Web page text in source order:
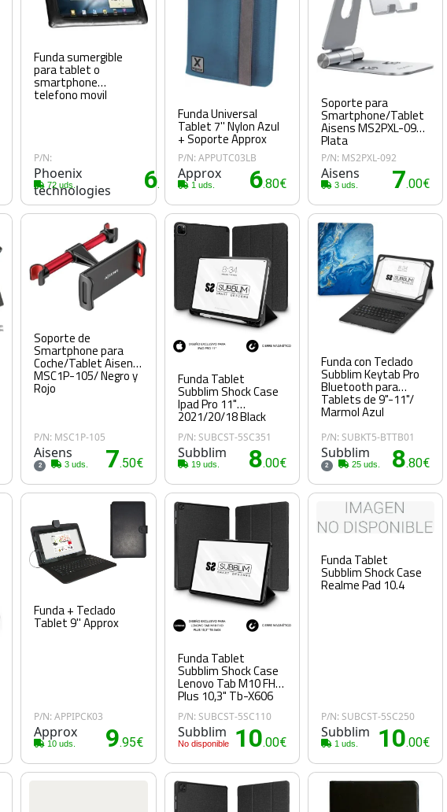
Funda sumergible
para tablet o
smartphone
telefono movil
P/N:
Phoenix
technologies
72 uds. 6.45€
Funda Universal
Tablet 7'' Nylon Azul
+ Soporte Approx
P/N: APPUTC03LB
Approx
1 uds. 6.80€
Soporte para
Smartphone/Tablet
Aisens MS2PXL-092/
Plata
P/N: MS2PXL-092
Aisens
3 uds. 7.00€
Soporte de
Smartphone para
Coche/Tablet Aisens
MSC1P-105/ Negro y
Rojo
P/N: MSC1P-105
Aisens
2 3 uds. 7.50€
Funda Tablet
Subblim Shock Case
Ipad Pro 11"
2021/20/18 Black
P/N: SUBCST-5SC351
Subblim
19 uds. 8.00€
Funda con Teclado
Subblim Keytab Pro
Bluetooth para
Tablets de 9"-11"/
Marmol Azul
P/N: SUBKT5-BTTB01
Subblim
2 25 uds. 8.80€
Funda + Teclado
Tablet 9'' Approx
P/N: APPIPCK03
Approx
10 uds. 9.95€
Funda Tablet
Subblim Shock Case
Lenovo Tab M10 FHD
Plus 10,3" Tb-X606
P/N: SUBCST-5SC110
Subblim
No disponible 10.00€
Funda Tablet
Subblim Shock Case
Realme Pad 10.4
P/N: SUBCST-5SC250
Subblim
1 uds. 10.00€